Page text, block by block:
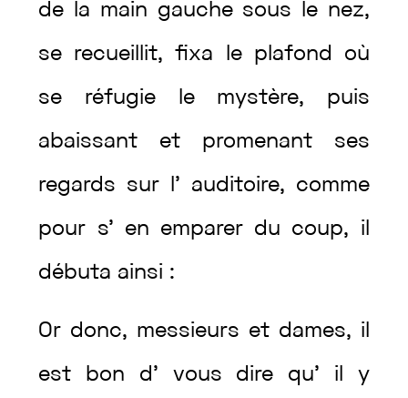
de la main gauche sous le nez,
se recueillit,fixa le plafond où
se réfugie le mystère, puis
abaissant et promenant ses
regards sur l’ auditoire, comme
pour s’ en emparer du coup, il
débuta ainsi :
Or donc, messieurs et dames, il
est bon d’ vous dire qu’ il y